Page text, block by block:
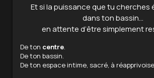
Et si la puissance que tu cherches
dans ton bassin…
en attente d’être simplement
De ton centre.
De ton bassin.
De ton espace intime, sacré, à